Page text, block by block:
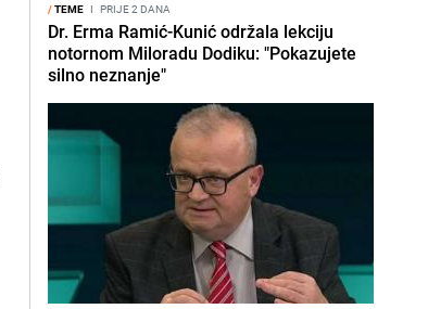
/TEME I PRIJE 2 DANA
Dr. Erma Ramić-Kunić održala lekciju
notornom Miloradu Dodiku: "Pokazujete
silno neznanje"